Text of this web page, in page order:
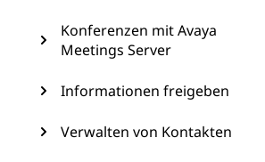
Konferenzen mit Avaya
Meetings Server
Informationen freigeben
Verwalten von Kontakten